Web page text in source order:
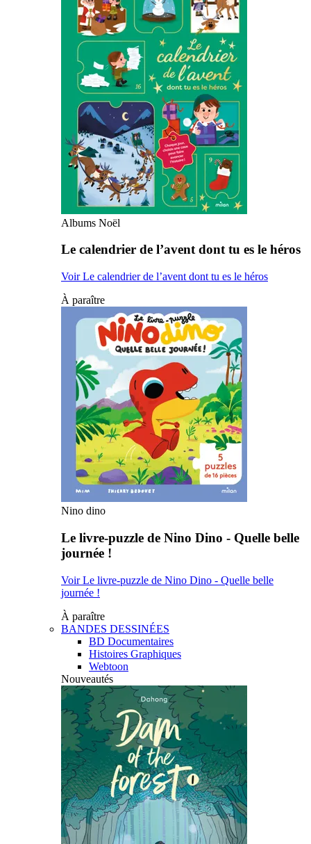
Albums Noël
Le calendrier de l’avent dont tu es le héros
Voir Le calendrier de l’avent dont tu es le héros
À paraître
Nino dino
Le livre-puzzle de Nino Dino - Quelle belle
journée !
Voir Le livre-puzzle de Nino Dino - Quelle belle
journée !
À paraître
BANDES DESSINÉES
BD Documentaires
Histoires Graphiques
Webtoon
Nouveautés